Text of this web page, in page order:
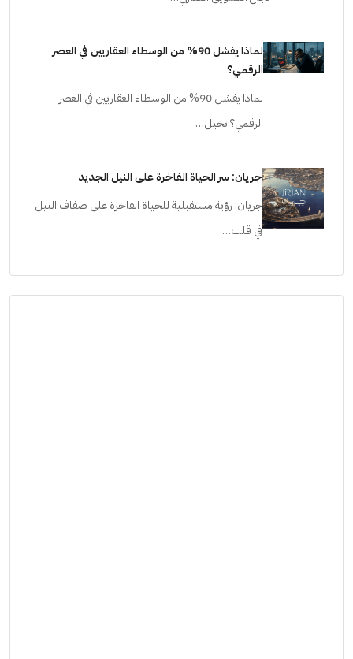
لماذا يفشل 90% من الوسطاء العقاريين في العصر
الرقمي؟
لماذا يفشل 90% من الوسطاء العقاريين في العصر
الرقمي؟ تخيل…
جريان: سر الحياة الفاخرة على النيل الجديد
جريان: رؤية مستقبلية للحياة الفاخرة على ضفاف النيل
في قلب…